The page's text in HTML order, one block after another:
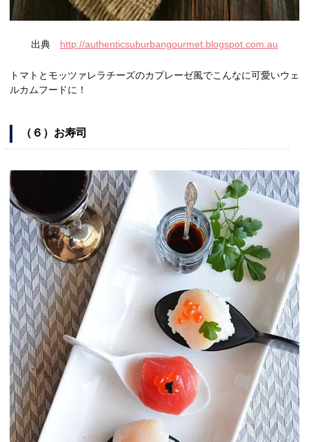
出典 http://authenticsuburbangourmet.blogspot.com.au
トマトとモッツァレラチーズのカプレーゼ風でこんなに可愛いウェ
ルカムフードに！
（６）お寿司